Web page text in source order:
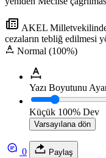
AKEL
cezaların tebliğ edilmesi
Normal (100%)
Yazı Boyutunu
Küçük 100% Dev
Varsayılana dön
0 Paylaş